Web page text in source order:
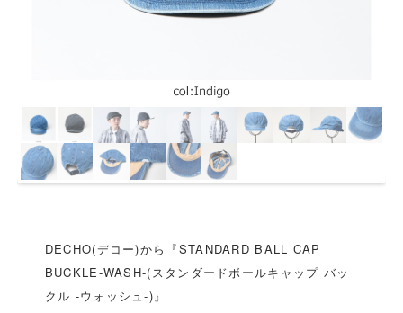
DECHO(デコー)から『STANDARD BALL CAP
BUCKLE-WASH-(スタンダードボールキャップ バッ
クル -ウォッシュ-)』